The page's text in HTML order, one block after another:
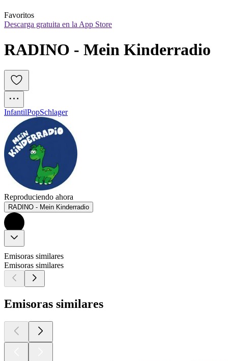
Favoritos
Descarga gratuita en la App Store
RADINO - Mein Kinderradio
InfantilPopSchlager
Reproduciendo ahora
RADINO - Mein Kinderradio
Emisoras similares
Emisoras similares
Emisoras similares